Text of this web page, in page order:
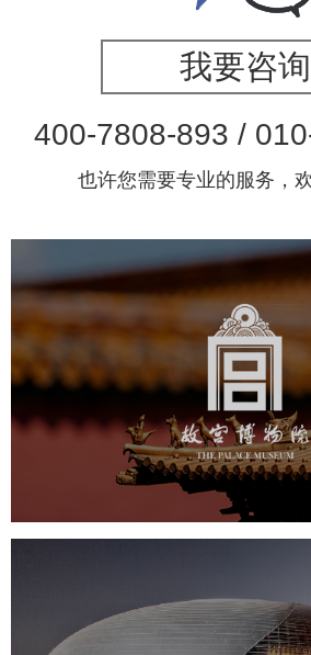
我要咨询
400-7808-893 /
也许您需要专业的服务，
故宫博物
文化艺术 博物馆 智慧博物馆
景区网站建设
文创商城 万能
国家大剧